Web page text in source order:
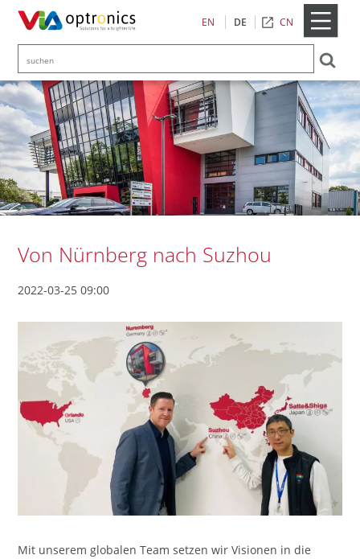
EN DE CN
Von Nürnberg nach Suzhou
2022-03-25 09:00
Mit unserem globalen Team setzen wir Visionen in die